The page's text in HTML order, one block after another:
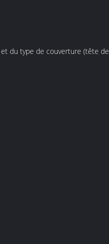
du type de couverture (tête de